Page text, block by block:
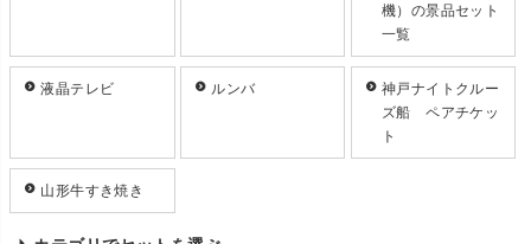
機）の景品セット
一覧
液晶テレビ ルンバ
神戸ナイトクルー
ズ船 ペアチケッ
ト
山形牛すき焼き